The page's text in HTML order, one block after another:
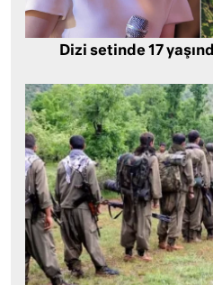
Dizi setinde 17